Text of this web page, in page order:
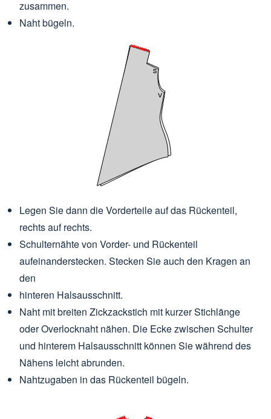
zusammen.
Naht bügeln.
Legen Sie dann die Vorderteile auf das Rückenteil,
rechts auf rechts.
Schulternähte von Vorder- und Rückenteil
aufeinanderstecken. Stecken Sie auch den Kragen an
den
hinteren Halsausschnitt.
Naht mit breiten Zickzackstich mit kurzer Stichlänge
oder Overlocknaht nähen. Die Ecke zwischen Schulter
und hinterem Halsausschnitt können Sie während des
Nähens leicht abrunden.
Nahtzugaben in das Rückenteil bügeln.